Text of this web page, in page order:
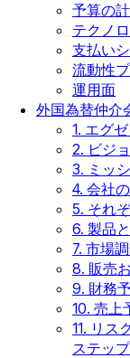
予算の
テクノ
支払い
流動性
運用面
外国為替仲介
1. エグ
2. ビジ
3. ミッ
4. 会社
5. それ
6. 製品
7. 市場
8. 販売
9. 財務
10. 売上
11. リス
ステップ